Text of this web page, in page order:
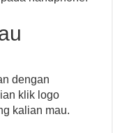
dengan
klik logo
kalian mau.